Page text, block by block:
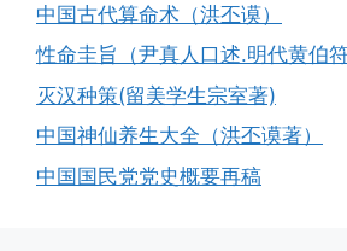
中国古代算命术（洪丕谟）
性命圭旨（尹真人口述.明代黄伯符
灭汉种策(留美学生宗室著)
中国神仙养生大全（洪丕谟著）
中国国民党党史概要再稿